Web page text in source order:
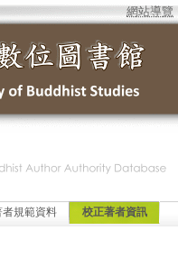
網站導覽
者規範資料 校正著者資訊